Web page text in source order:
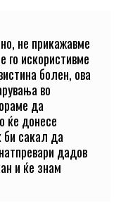
не прикажавме
го искористивме
болен, ова
во
да
ќе донесе
би сакал да
дадов
и ќе знам